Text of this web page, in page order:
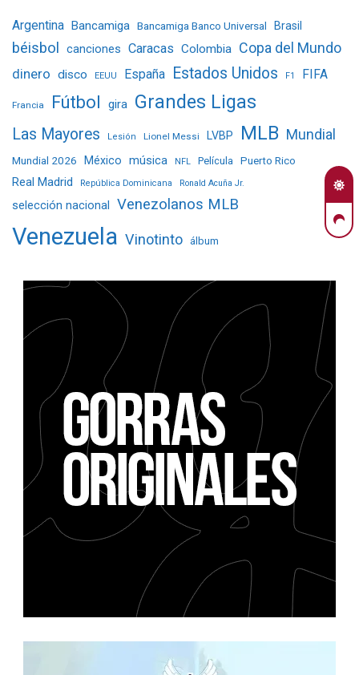
Argentina Bancamiga Bancamiga Banco Universal Brasil
béisbol canciones Caracas Colombia Copa del Mundo
dinero disco EEUU España Estados Unidos F1 FIFA
Francia Fútbol gira Grandes Ligas
Las Mayores Lesión Lionel Messi LVBP MLB Mundial
Mundial 2026 México música NFL Película Puerto Rico
Real Madrid República Dominicana Ronald Acuña Jr.
selección nacional Venezolanos MLB
Venezuela Vinotinto álbum